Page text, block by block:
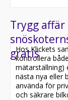
Trygg
gratis
Hos Klickets
kontrollera
mätarställning)
nästa nya eller
använda för
och säkrare